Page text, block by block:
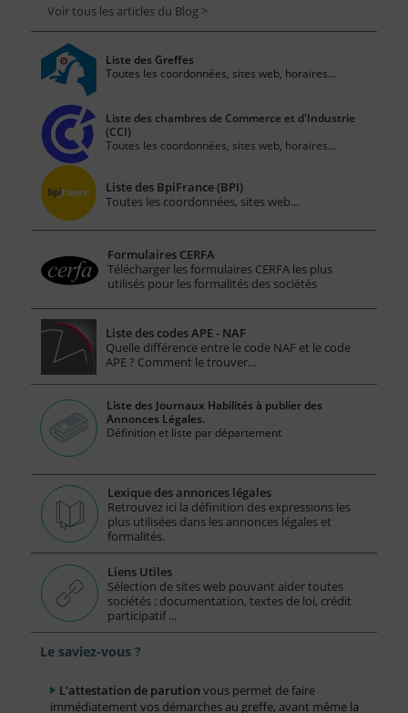
Voir tous les articles du Blog >
Liste des Greffes
Toutes les coordonnées, sites web, horaires...
Liste des chambres de Commerce et d'Industrie
(CCI)
Toutes les coordonnées, sites web, horaires...
Liste des BpiFrance (BPI)
Toutes les coordonnées, sites web...
Formulaires CERFA
Télécharger les formulaires CERFA les plus
utilisés pour les formalités des sociétés
Liste des codes APE - NAF
Quelle différence entre le code NAF et le code
APE ? Comment le trouver…
Liste des Journaux Habilités à publier des
Annonces Légales.
Définition et liste par département
Lexique des annonces légales
Retrouvez ici la définition des expressions les
plus utilisées dans les annonces légales et
formalités.
Liens Utiles
Sélection de sites web pouvant aider toutes
sociétés : documentation, textes de loi, crédit
participatif ...
Le saviez-vous ?
L'attestation de parution vous permet de faire
immédiatement vos démarches au greffe, avant même la